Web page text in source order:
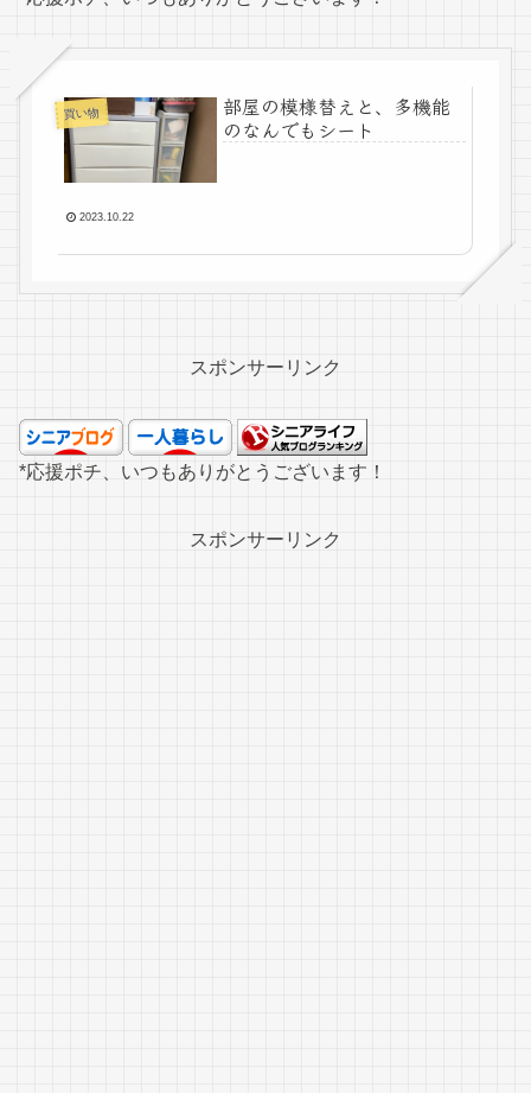
買い物
部屋の模様替えと、多機能
のなんでもシート
2023.10.22
スポンサーリンク
*応援ポチ、いつもありがとうございます！
スポンサーリンク